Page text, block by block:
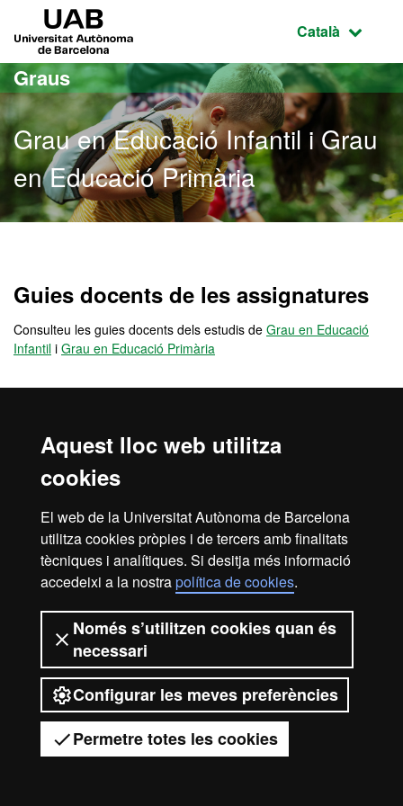
Aquest lloc web utilitza
cookies
El web de la Universitat Autònoma de Barcelona
utilitza cookies pròpies i de tercers amb finalitats
tècniques i analítiques. Si desitja més informació
accedeixi a la nostrapolítica de cookies.
Només s’utilitzen cookies quan és
necessari
Configurar les meves preferències
Permetre totes les cookies
Ves al contingut principal
Ves a la navegació de la pàgina
Idioma
Català
Graus
Grau en Educació Infantil i Grau
en Educació Primària
Tens dubtes?
Guies docents de les assignatures
Consulteu les guies docents dels estudis de Grau en Educació
Infantil i Grau en Educació Primària
Barcelona